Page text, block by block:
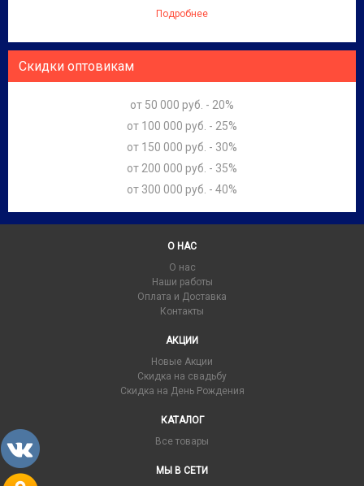
Подробнее
Скидки оптовикам
от 50 000 руб. - 20%
от 100 000 руб. - 25%
от 150 000 руб. - 30%
от 200 000 руб. - 35%
от 300 000 руб. - 40%
О НАС
О нас
Наши работы
Оплата и Доставка
Контакты
АКЦИИ
Новые Акции
Скидка на свадьбу
Скидка на День Рождения
КАТАЛОГ
Все товары
МЫ В СЕТИ